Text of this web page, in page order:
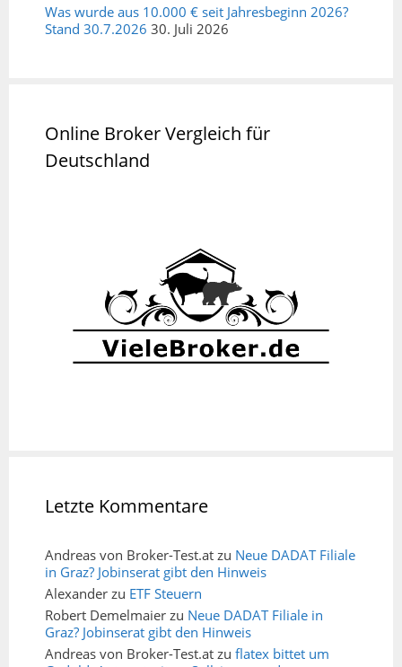
Was wurde aus 10.000 € seit Jahresbeginn 2026?
Stand 30.7.2026 30. Juli 2026
Online Broker Vergleich für
Deutschland
Letzte Kommentare
Andreas von Broker-Test.at zu Neue DADAT Filiale
in Graz? Jobinserat gibt den Hinweis
Alexander zu ETF Steuern
Robert Demelmaier zu Neue DADAT Filiale in
Graz? Jobinserat gibt den Hinweis
Andreas von Broker-Test.at zu flatex bittet um